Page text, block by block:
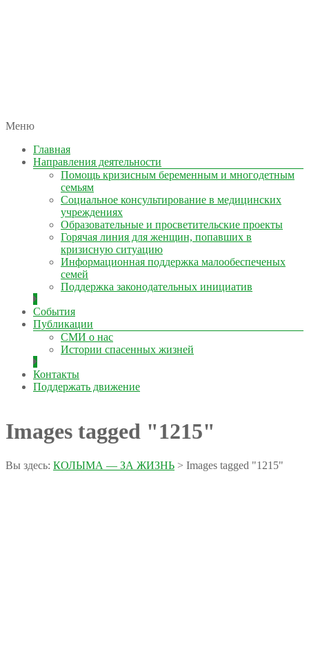
КОЛЫМА — ЗА ЖИЗНЬ
автономная некоммерческая организация
Меню
Главная
Направления деятельности
Помощь кризисным беременным и многодетным
семьям
Социальное консультирование в медицинских
учреждениях
Образовательные и просветительские проекты
Горячая линия для женщин, попавших в
кризисную ситуацию
Информационная поддержка малообеспеченых
семей
Поддержка законодательных инициатив
События
Публикации
СМИ о нас
Истории спасенных жизней
Контакты
Поддержать движение
Images tagged "1215"
Вы здесь: КОЛЫМА — ЗА ЖИЗНЬ > Images tagged "1215"